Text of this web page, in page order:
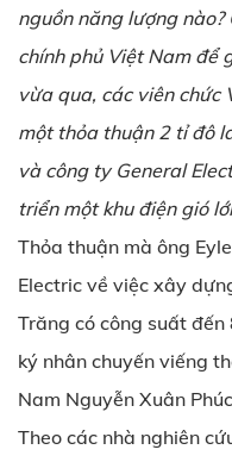
nguồn năng lượng
chính phủ Việt Nam để
vừa qua, các viên chức
một thỏa thuận 2 tỉ đô
và công ty General
triển một khu điện gió
Thỏa thuận mà ông
Electric về việc xây
Trăng có công suất
ký nhân chuyến viếng
Nam Nguyễn Xuân
Theo các nhà nghiên